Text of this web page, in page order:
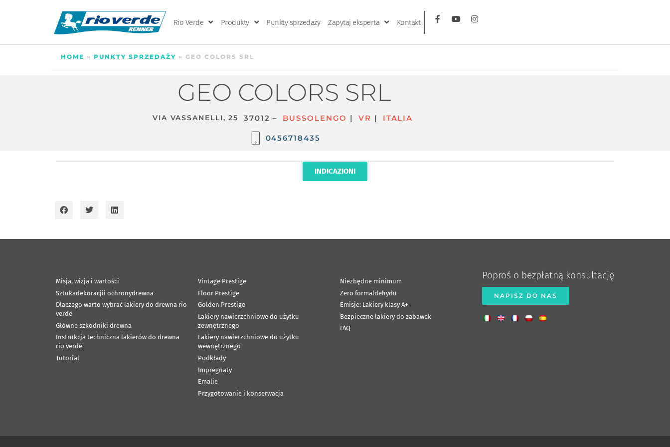
Rio Verde Produkty Punkty sprzedaży Zapytaj eksperta Kontakt
HOME » PUNKTY SPRZEDAŻY » GEO COLORS SRL
GEO COLORS SRL
VIA VASSANELLI, 25 37012 – BUSSOLENGO | VR | ITALIA
0456718435
INDICAZIONI
Misja, wizja i wartości
Sztukadekoracjii ochronydrewna
Dlaczego warto wybrać lakiery do drewna rio
verde
Główne szkodniki drewna
Instrukcja techniczna lakierów do drewna
rio verde
Tutorial
Vintage Prestige
Floor Prestige
Golden Prestige
Lakiery nawierzchniowe do użytku
zewnętrznego
Lakiery nawierzchniowe do użytku
wewnętrznego
Podkłady
Impregnaty
Emalie
Przygotowanie i konserwacja
Niezbędne minimum
Zero formaldehydu
Emisje: Lakiery klasy A+
Bezpieczne lakiery do zabawek
FAQ
Poproś o bezpłatną konsultację
NAPISZ DO NAS